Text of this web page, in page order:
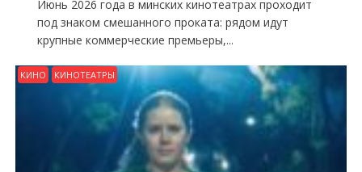
Июнь 2026 года в минских кинотеатрах проходит
под знаком смешанного проката: рядом идут
крупные коммерческие премьеры,...
КИНО КИНОТЕАТРЫ